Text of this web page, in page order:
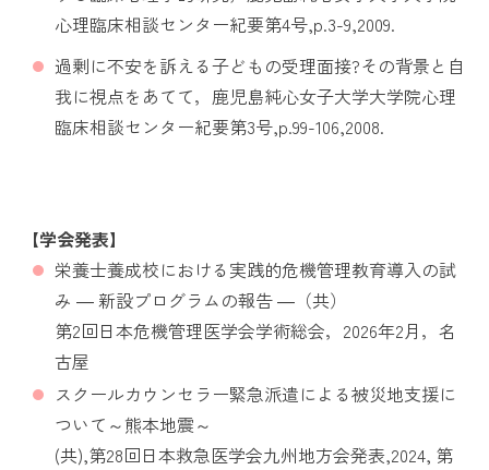
心理臨床相談センター紀要第4号,p.3-9,2009.
過剰に不安を訴える子どもの受理面接?その背景と自
我に視点をあてて，鹿児島純心女子大学大学院心理
臨床相談センター紀要第3号,p.99-106,2008.
【学会発表】
栄養士養成校における実践的危機管理教育導入の試
み ―新設プログラムの報告― （共）
第2回日本危機管理医学会学術総会，2026年2月，名
古屋
スクールカウンセラー緊急派遣による被災地支援に
ついて～熊本地震～
(共),第28回日本救急医学会九州地方会発表,2024, 第